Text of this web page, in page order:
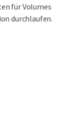
für Volumes
durchlaufen.